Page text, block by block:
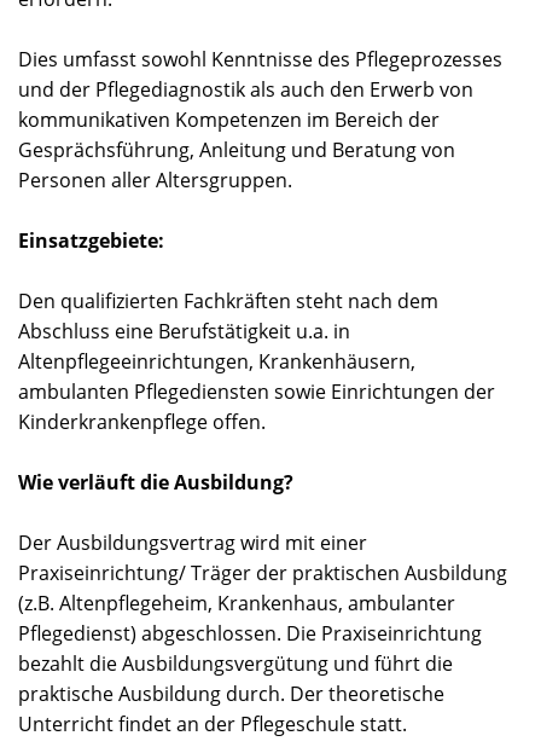
Dies umfasst sowohl Kenntnisse des Pflegeprozesses
und der Pflegediagnostik als auch den Erwerb von
kommunikativen Kompetenzen im Bereich der
Gesprächsführung, Anleitung und Beratung von
Personen aller Altersgruppen.
Einsatzgebiete:
Den qualifizierten Fachkräften steht nach dem
Abschluss eine Berufstätigkeit u.a. in
Altenpflegeeinrichtungen, Krankenhäusern,
ambulanten Pflegediensten sowie Einrichtungen der
Kinderkrankenpflege offen.
Wie verläuft die Ausbildung?
Der Ausbildungsvertrag wird mit einer
Praxiseinrichtung/ Träger der praktischen Ausbildung
(z.B. Altenpflegeheim, Krankenhaus, ambulanter
Pflegedienst) abgeschlossen. Die Praxiseinrichtung
bezahlt die Ausbildungsvergütung und führt die
praktische Ausbildung durch. Der theoretische
Unterricht findet an der Pflegeschule statt.